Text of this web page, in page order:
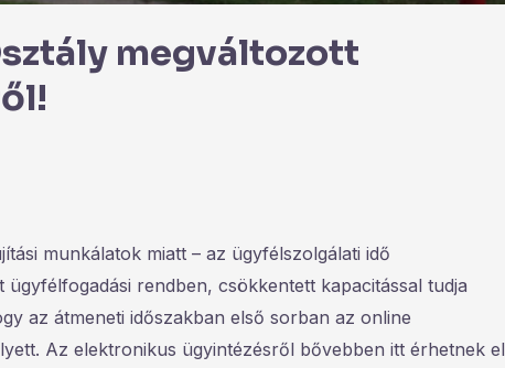
megváltozott
munkálatok miatt – az ügyfélszolgálati idő
rendben, csökkentett kapacitással tudja
az átmeneti időszakban első sorban az online
Az elektronikus ügyintézésről bővebben itt érhetnek el